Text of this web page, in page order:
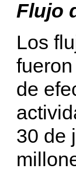
Flujo
Los
de
30 de